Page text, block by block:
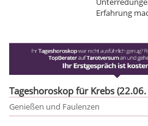
Erfahrung
Tageshoroskop für Krebs
Genießen und Faulenzen